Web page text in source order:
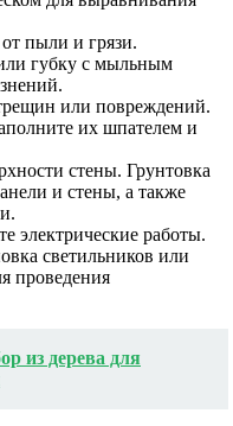
пыли и грязи.
губку с мыльным
или повреждений.
их шпателем и
стены. Грунтовка
и стены, а также
электрические работы.
светильников или
проведения
из дерева для